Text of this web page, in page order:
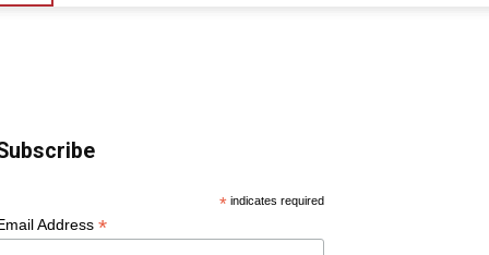
* indicates required
Address *